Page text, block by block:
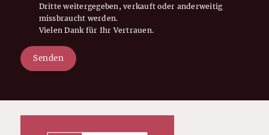
Dritte weitergegeben, verkauft oder anderweitig
missbraucht werden.
Vielen Dank für Ihr Vertrauen.
Senden